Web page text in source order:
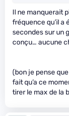
Il ne manquerait
fréquence qu’il a
secondes sur un
conçu… aucune
(bon je pense
fait qu’a ce
tirer le max de la